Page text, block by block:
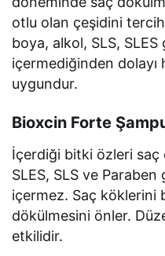
otlu olan çeşidini
boya, alkol, SLS,
içermediğinden dolayı
uygundur.
Bioxcin Forte
İçerdiği bitki özleri saç
SLES, SLS ve
içermez. Saç köklerini
dökülmesini önler.
etkilidir.